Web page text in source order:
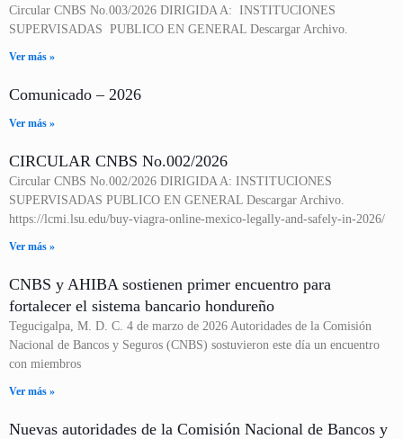
Circular CNBS No.003/2026 DIRIGIDA A: INSTITUCIONES
SUPERVISADAS PUBLICO EN GENERAL Descargar Archivo.
Ver más »
Comunicado – 2026
Ver más »
CIRCULAR CNBS No.002/2026
Circular CNBS No.002/2026 DIRIGIDA A: INSTITUCIONES
SUPERVISADAS PUBLICO EN GENERAL Descargar Archivo.
https://lcmi.lsu.edu/buy-viagra-online-mexico-legally-and-safely-in-2026/
Ver más »
CNBS y AHIBA sostienen primer encuentro para
fortalecer el sistema bancario hondureño
Tegucigalpa, M. D. C. 4 de marzo de 2026 Autoridades de la Comisión
Nacional de Bancos y Seguros (CNBS) sostuvieron este día un encuentro
con miembros
Ver más »
Nuevas autoridades de la Comisión Nacional de Bancos y